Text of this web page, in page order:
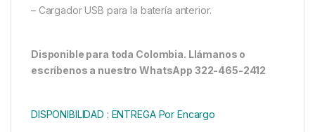
– Cargador USB para la batería anterior.
Disponible para toda Colombia. Llámanos o
escríbenos a nuestro WhatsApp 322-465-2412
DISPONIBILIDAD : ENTREGA Por Encargo